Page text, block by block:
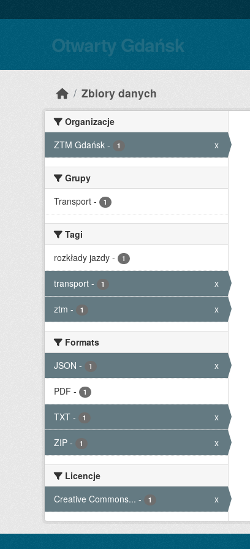
Otwarty Gdańsk
Zbiory danych
Organizacje
ZTM Gdańsk - 1 x
Grupy
Transport - 1
Tagi
rozkłady jazdy - 1
transport - 1 x
ztm - 1 x
Formats
JSON - 1 x
PDF - 1
TXT - 1 x
ZIP - 1 x
Licencje
Creative Commons... - 1 x